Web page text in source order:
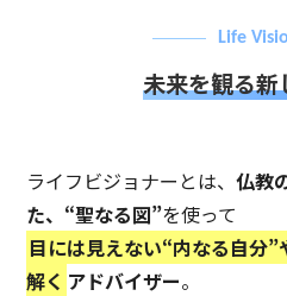
Life
未来を観る新
ライフビジョナーとは、仏教
た、“聖なる図”を使って
目には見えない“内なる自分
解く アドバイザー。